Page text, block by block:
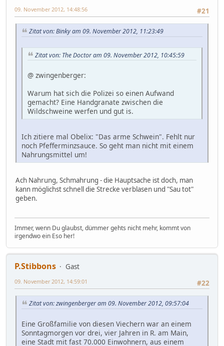
#21
09. November 2012, 14:48:56
Zitat von: Binky am 09. November 2012, 11:23:49
Zitat von: The Doctor am 09. November 2012, 10:45:59
@ zwingenberger:
Warum hat sich die Polizei so einen Aufwand
gemacht? Eine Handgranate zwischen die
Wildschweine werfen und gut is.
Ich zitiere mal Obelix: "Das arme Schwein". Fehlt nur
noch Pfefferminzsauce. So geht man nicht mit einem
Nahrungsmittel um!
Ach Nahrung, Schmahrung - die Hauptsache ist doch, man
kann möglichst schnell die Strecke verblasen und "Sau tot"
geben.
Immer, wenn Du glaubst, dümmer gehts nicht mehr, kommt von
irgendwo ein Eso her!
P.Stibbons
Gast
#22
09. November 2012, 14:59:01
Zitat von: zwingenberger am 09. November 2012, 09:57:04
Eine Großfamilie von diesen Viechern war an einem
Sonntagmorgen vor drei, vier Jahren in R. am Main,
eine Stadt mit fast 70.000 Einwohnern, aus einem